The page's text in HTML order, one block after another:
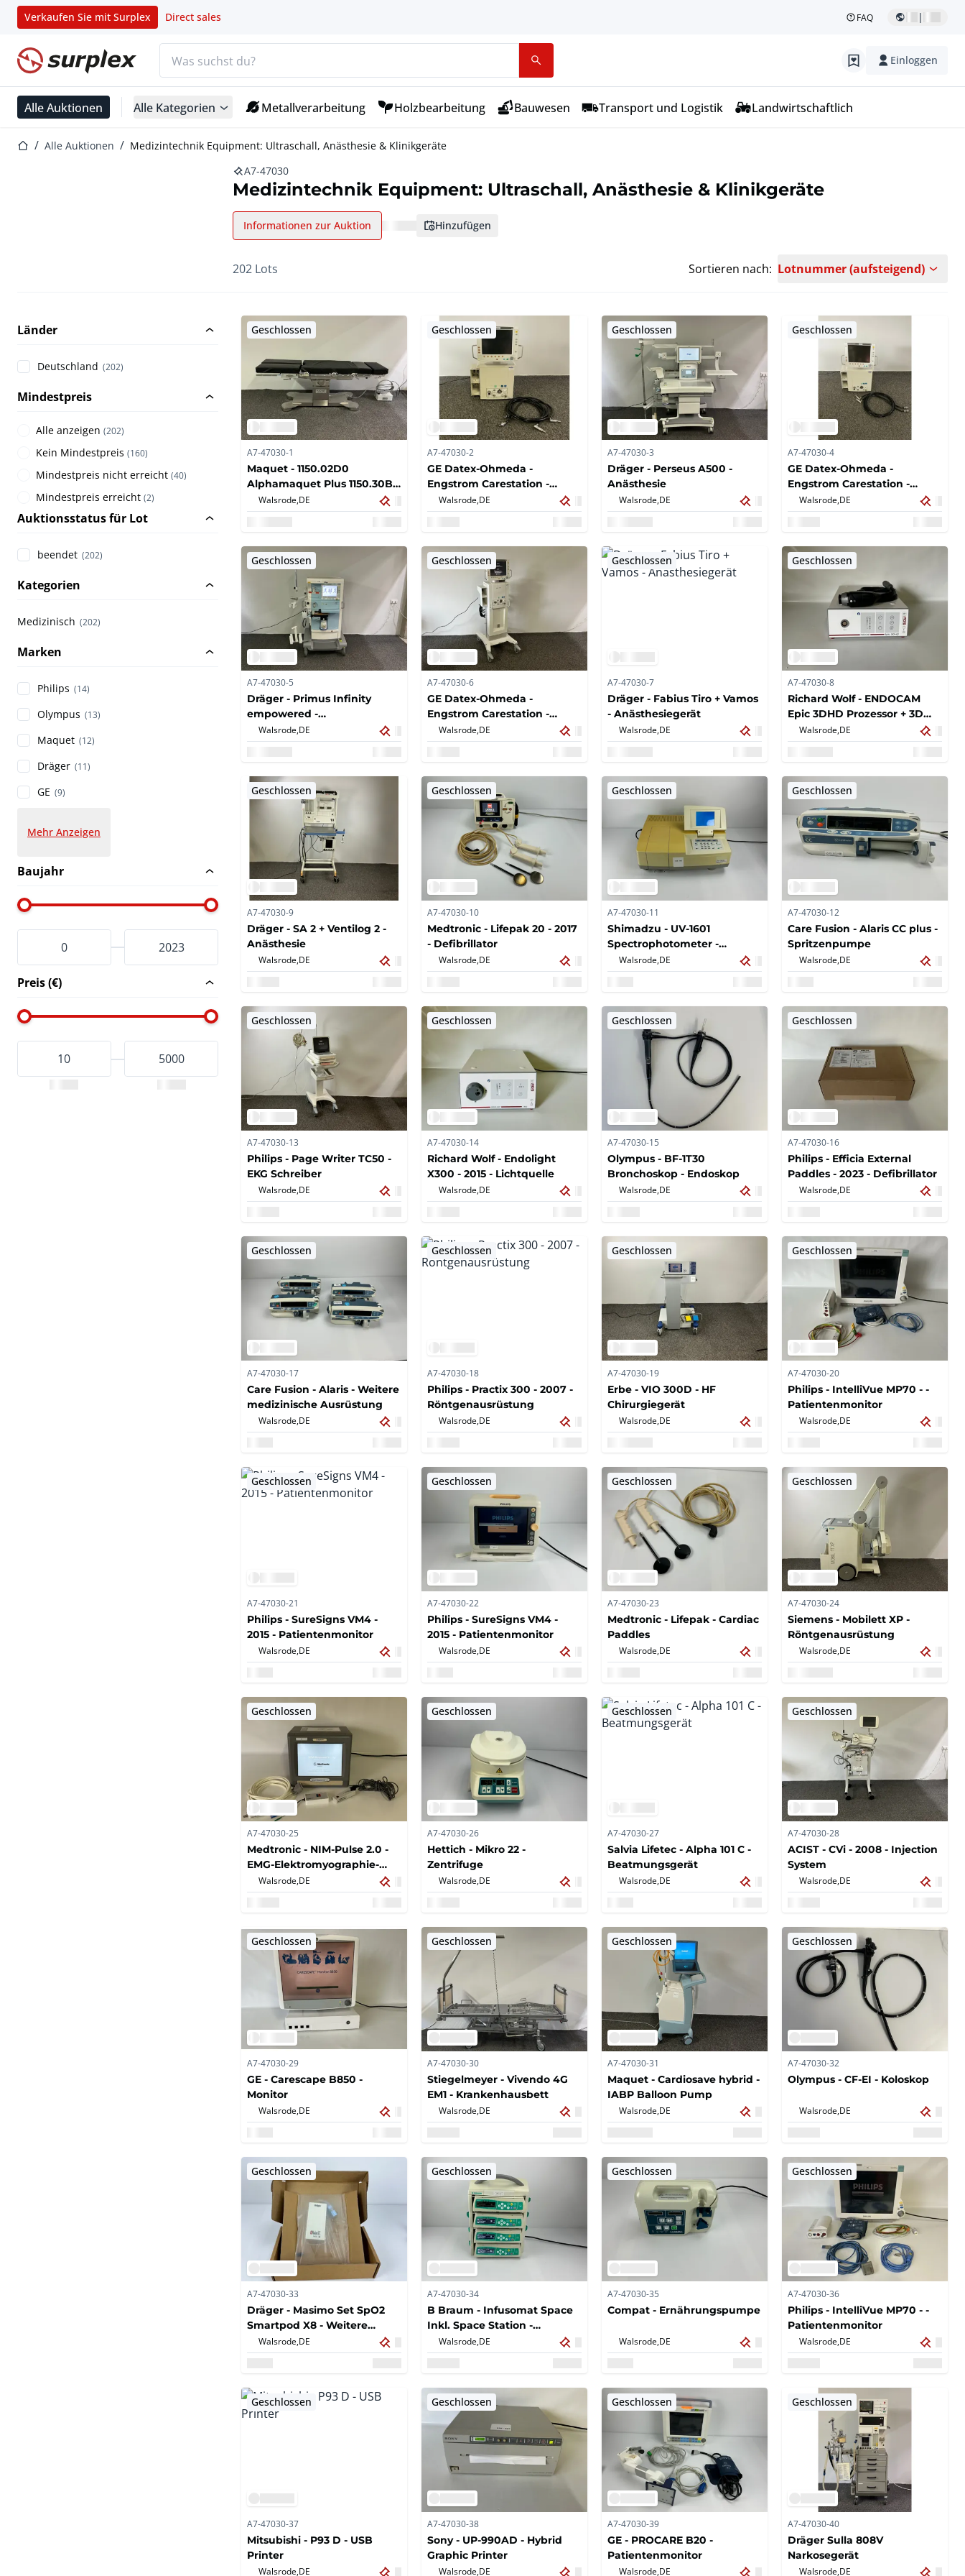
Verkaufen Sie mit Surplex Direct sales FAQ |
Startseite Einloggen
Alle Auktionen Alle Kategorien Metallverarbeitung Holzbearbeitung Bauwesen Transport und Logistik Landwirtschaftlich
StartseiteAlle Auktionen
Medizintechnik Equipment: Ultraschall, Anästhesie & Klinikgeräte
A7-47030
Medizintechnik Equipment: Ultraschall, Anästhesie & Klinikgeräte
hinzufügen
Informationen zur Auktion
202 Lots Sortieren nach: Lotnummer (aufsteigend)
Länder
Deutschland (202)
Mindestpreis
Alle anzeigen (202)
Kein Mindestpreis (160)
Mindestpreis nicht erreicht (40)
Mindestpreis erreicht (2)
Auktionsstatus für Lot
beendet (202)
Kategorien
Medizinisch (202)
Marken
Philips (14)
Olympus (13)
Maquet (12)
Dräger (11)
GE (9)
Mehr Anzeigen
Baujahr
Preis (€)
Geschlossen
A7-47030-1
Maquet - 1150.02D0
Alphamaquet Plus 1150.30B0
Tischplatte - OP-Tisch
Walsrode, DE
Geschlossen
A7-47030-2
GE Datex-Ohmeda -
Engstrom Carestation -
Beatmungsgerät
Walsrode, DE
Geschlossen
A7-47030-3
Dräger - Perseus A500 -
Anästhesie
Walsrode, DE
Geschlossen
A7-47030-4
GE Datex-Ohmeda -
Engstrom Carestation -
Beatmungsgerät
Walsrode, DE
Geschlossen
A7-47030-5
Dräger - Primus Infinity
empowered -
Anästhesiegerät
Walsrode, DE
Geschlossen
A7-47030-6
GE Datex-Ohmeda -
Engstrom Carestation -
Beatmungsgerät
Walsrode, DE
Geschlossen
A7-47030-7
Dräger - Fabius Tiro + Vamos
- Anästhesiegerät
Walsrode, DE
Geschlossen
A7-47030-8
Richard Wolf - ENDOCAM
Epic 3DHD Prozessor + 3D
Kamerakopf
Walsrode, DE
Geschlossen
A7-47030-9
Dräger - SA 2 + Ventilog 2 -
Anästhesie
Walsrode, DE
Geschlossen
A7-47030-10
Medtronic - Lifepak 20 - 2017
- Defibrillator
Walsrode, DE
Geschlossen
A7-47030-11
Shimadzu - UV-1601
Spectrophotometer -
Weitere medizinische
Ausrüstung
Walsrode, DE
Geschlossen
A7-47030-12
Care Fusion - Alaris CC plus -
Spritzenpumpe
Walsrode, DE
Geschlossen
A7-47030-13
Philips - Page Writer TC50 -
EKG Schreiber
Walsrode,DE
Geschlossen
A7-47030-14
Richard Wolf - Endolight
X300 - 2015 - Lichtquelle
Walsrode,DE
Geschlossen
A7-47030-15
Olympus - BF-1T30
Bronchoskop - Endoskop
Walsrode,DE
Geschlossen
A7-47030-16
Philips - Efficia External
Paddles - 2023 - Defibrillator
Walsrode,DE
Geschlossen
A7-47030-17
Care Fusion - Alaris - Weitere
medizinische Ausrüstung
Walsrode, DE
Geschlossen
A7-47030-18
Philips - Practix 300 - 2007 -
Röntgenausrüstung
Walsrode, DE
Geschlossen
A7-47030-19
Erbe - VIO 300D - HF
Chirurgiegerät
Walsrode, DE
Geschlossen
A7-47030-20
Philips - IntelliVue MP70 - -
Patientenmonitor
Walsrode, DE
Geschlossen
A7-47030-21
Philips - SureSigns VM4 -
2015 - Patientenmonitor
Walsrode, DE
Geschlossen
A7-47030-22
Philips - SureSigns VM4 -
2015 - Patientenmonitor
Walsrode, DE
Geschlossen
A7-47030-23
Medtronic - Lifepak - Cardiac
Paddles
Walsrode, DE
Geschlossen
A7-47030-24
Siemens - Mobilett XP -
Röntgenausrüstung
Walsrode, DE
Geschlossen
A7-47030-25
Medtronic - NIM-Pulse 2.0 -
EMG-Elektromyographie-
Monitor
Walsrode, DE
Geschlossen
A7-47030-26
Hettich - Mikro 22 -
Zentrifuge
Walsrode, DE
Geschlossen
A7-47030-27
Salvia Lifetec - Alpha 101 C -
Beatmungsgerät
Walsrode, DE
Geschlossen
A7-47030-28
ACIST - CVi - 2008 - Injection
System
Walsrode, DE
Geschlossen
A7-47030-29
GE - Carescape B850 -
Monitor
Walsrode,DE
Geschlossen
A7-47030-30
Stiegelmeyer - Vivendo 4G
EM1 - Krankenhausbett
Walsrode,DE
Geschlossen
A7-47030-31
Maquet - Cardiosave hybrid -
IABP Balloon Pump
Walsrode,DE
Geschlossen
A7-47030-32
Olympus - CF-EI - Koloskop
Walsrode,DE
Geschlossen
A7-47030-33
Dräger - Masimo Set SpO2
Smartpod X8 - Weitere
medizinische Ausrüstung
Walsrode, DE
Geschlossen
A7-47030-34
B Braum - Infusomat Space
Inkl. Space Station -
Infusionspumpe (4x)
Walsrode, DE
Geschlossen
A7-47030-35
Compat - Ernährungspumpe
Walsrode, DE
Geschlossen
A7-47030-36
Philips - IntelliVue MP70 - -
Patientenmonitor
Walsrode, DE
Geschlossen
A7-47030-37
Mitsubishi - P93 D - USB
Printer
Walsrode, DE
Geschlossen
A7-47030-38
Sony - UP-990AD - Hybrid
Graphic Printer
Walsrode, DE
Geschlossen
A7-47030-39
GE - PROCARE B20 -
Patientenmonitor
Walsrode, DE
Geschlossen
A7-47030-40
Dräger Sulla 808V
Narkosegerät
Walsrode, DE